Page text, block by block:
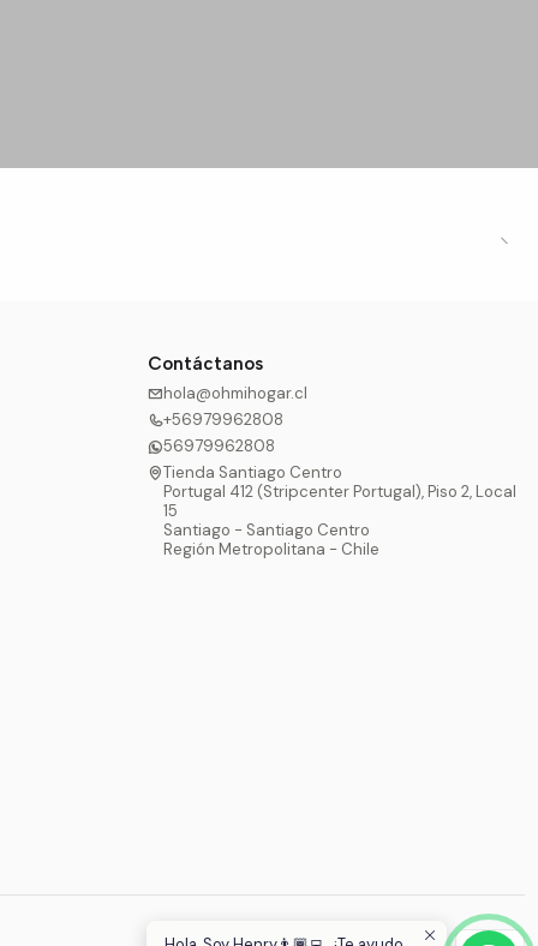
Contáctanos
hola@ohmihogar.cl
+56979962808
56979962808
Tienda Santiago Centro
Portugal 412 (Stripcenter Portugal), Piso 2, Local
15
Santiago - Santiago Centro
Región Metropolitana - Chile